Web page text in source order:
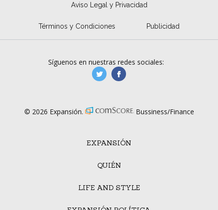
Aviso Legal y Privacidad
Términos y Condiciones Publicidad
EXPANSIÓN
QUIÉN
LIFE AND STYLE
Síguenos en nuestras redes sociales:
manufacturaGE
© 2026 Expansión. Bussiness/Finance